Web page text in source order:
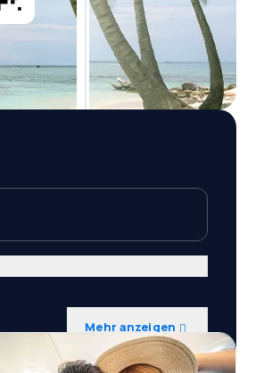
Mehr anzeigen